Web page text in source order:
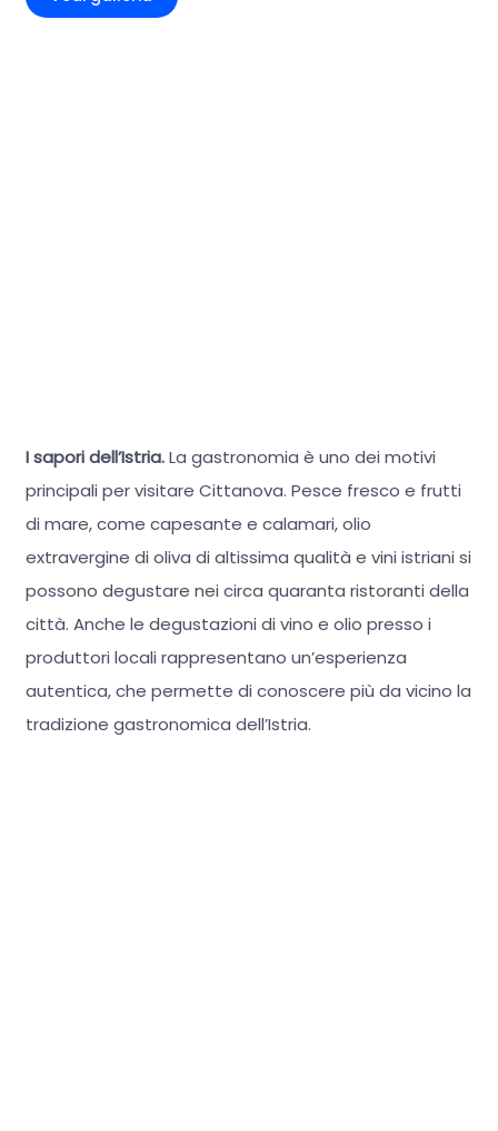
I sapori dell’Istria.La gastronomia è uno dei motivi
principali per visitare Cittanova. Pesce fresco e frutti
di mare, come capesante e calamari, olio
extravergine di oliva di altissima qualità e vini istriani si
possono degustare nei circa quaranta ristoranti della
città. Anche le degustazioni di vino e olio presso i
produttori locali rappresentano un’esperienza
autentica, che permette di conoscere più da vicino la
tradizione gastronomica dell’Istria.